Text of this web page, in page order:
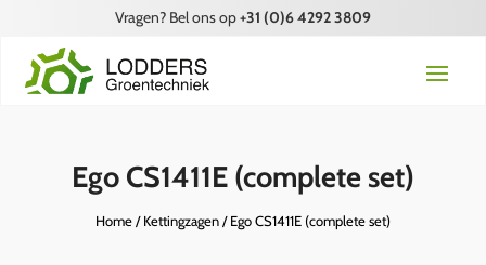
Vragen? Bel ons op+31 (0)6 4292 3809
Ego CS1411E (complete set)
Home/Kettingzagen/ Ego CS1411E (complete set)